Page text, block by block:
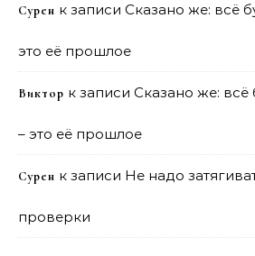
Сурен к записи Сказано же: всё
это её прошлое
Виктор к записи Сказано же: всё
– это её прошлое
Сурен к записи Не надо
проверки